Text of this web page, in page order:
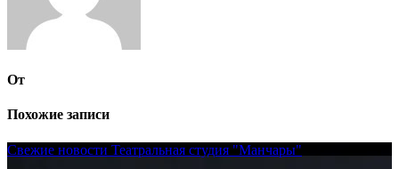
От
Похожие записи
Свежие новости Театральная студия "Манчары"